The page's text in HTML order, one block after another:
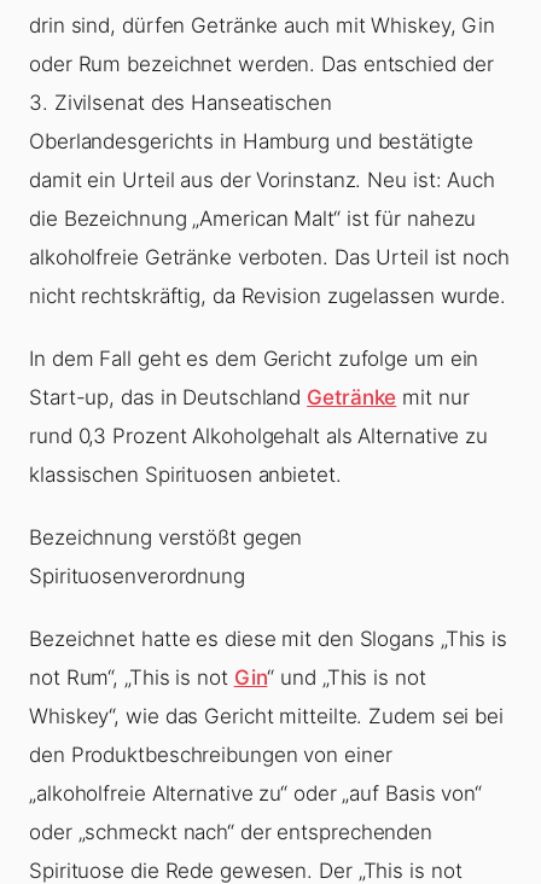
drin sind, dürfen Getränke auch mit Whiskey, Gin
oder Rum bezeichnet werden. Das entschied der
3. Zivilsenat des Hanseatischen
Oberlandesgerichts in Hamburg und bestätigte
damit ein Urteil aus der Vorinstanz. Neu ist: Auch
die Bezeichnung „American Malt“ ist für nahezu
alkoholfreie Getränke verboten. Das Urteil ist noch
nicht rechtskräftig, da Revision zugelassen wurde.
In dem Fall geht es dem Gericht zufolge um ein
Start-up, das in Deutschland Getränke mit nur
rund 0,3 Prozent Alkoholgehalt als Alternative zu
klassischen Spirituosen anbietet.
Bezeichnung verstößt gegen
Spirituosenverordnung
Bezeichnet hatte es diese mit den Slogans „This is
not Rum“, „This is not Gin“ und „This is not
Whiskey“, wie das Gericht mitteilte. Zudem sei bei
den Produktbeschreibungen von einer
„alkoholfreie Alternative zu“ oder „auf Basis von“
oder „schmeckt nach“ der entsprechenden
Spirituose die Rede gewesen. Der „This is not